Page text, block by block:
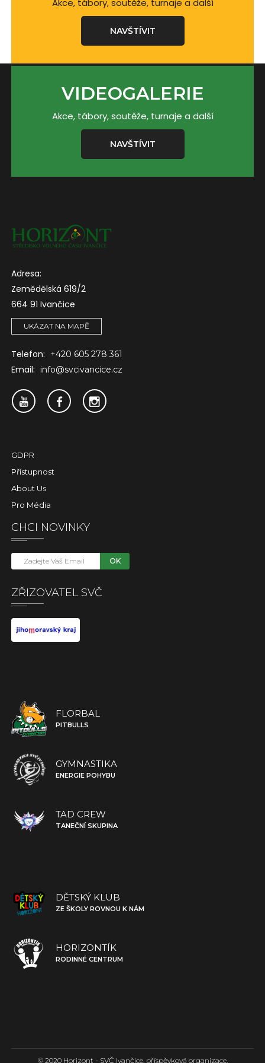
Akce, tábory, soutěže, turnaje a další
NAVŠTÍVIT
VIDEOGALERIE
Akce, tábory, soutěže, turnaje a další
NAVŠTÍVIT
Adresa:
Zemědělská 619/2
664 91 Ivančice
UKÁZAT NA MAPĚ
Telefon: +420 605 278 361
Email: info@svcivancice.cz
GDPR
Přístupnost
About Us
Pro Média
CHCI NOVINKY
OK
ZŘIZOVATEL SVČ
FLORBAL
PITBULLS
GYMNASTIKA
ENERGIE POHYBU
TAD CREW
TANEČNÍ SKUPINA
DĚTSKÝ KLUB
ZE ŠKOLY ROVNOU K NÁM
HORIZONTÍK
RODINNÉ CENTRUM
© 2020 Horizont - SVČ Ivančice, příspěvková organizace.